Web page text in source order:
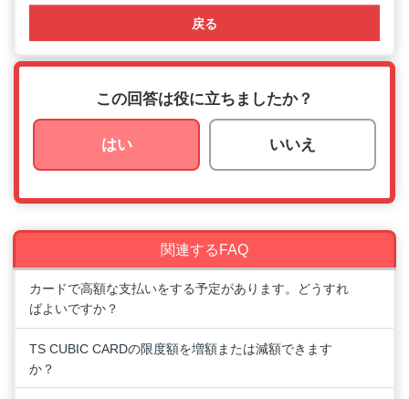
戻る
この回答は役に立ちましたか？
はい いいえ
関連するFAQ
カードで高額な支払いをする予定があります。どうすれ
ばよいですか？
TS CUBIC CARDの限度額を増額または減額できます
か？